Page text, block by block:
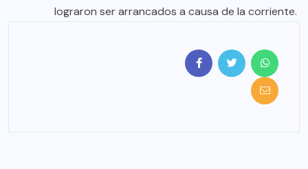
lograron ser arrancados a causa de la corriente.